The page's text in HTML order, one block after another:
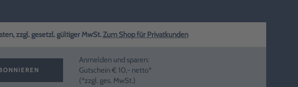
zzgl. gesetzl. gültiger MwSt.Zum Shop für Privatkunden
Anmelden und sparen:
Gutschein € 10,- netto*
(*zzgl. ges. MwSt.)